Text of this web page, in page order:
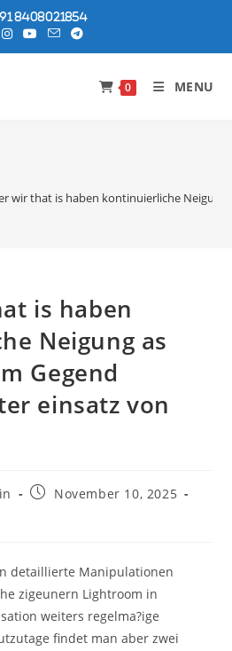
8408021854
0 MENU
wir that is haben kontinuierliche
is haben
Neigung as
Gegend
einsatz von
PostNovember 10, 2025
detaillierte Manipulationen
zigeunern Lightroom in
weiters regelma?ige
findet man aber zwei